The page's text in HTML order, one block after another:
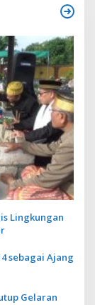
Lingkungan
sebagai Ajang
Gelaran